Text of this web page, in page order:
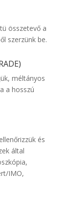
összetevő a
szerzünk be.
méltányos
a hosszú
és
által
IMO,